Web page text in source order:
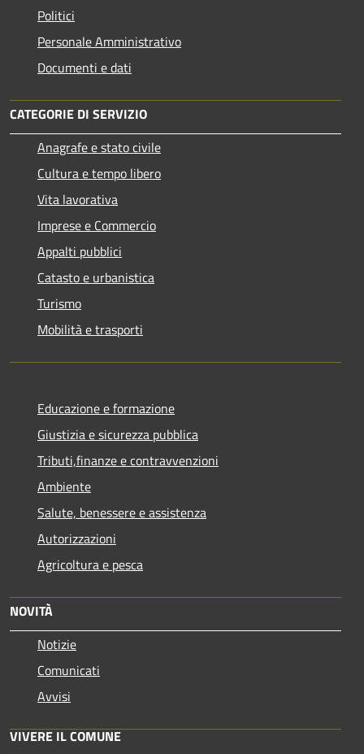
Politici
Personale Amministrativo
Documenti e dati
CATEGORIE DI SERVIZIO
Anagrafe e stato civile
Cultura e tempo libero
Vita lavorativa
Imprese e Commercio
Appalti pubblici
Catasto e urbanistica
Turismo
Mobilità e trasporti
Educazione e formazione
Giustizia e sicurezza pubblica
Tributi,finanze e contravvenzioni
Ambiente
Salute, benessere e assistenza
Autorizzazioni
Agricoltura e pesca
NOVITÀ
Notizie
Comunicati
Avvisi
VIVERE IL COMUNE